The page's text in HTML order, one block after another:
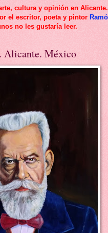
cultura y opinión en
el escritor, poeta y pintor
no les gustaría leer.
Alicante. México